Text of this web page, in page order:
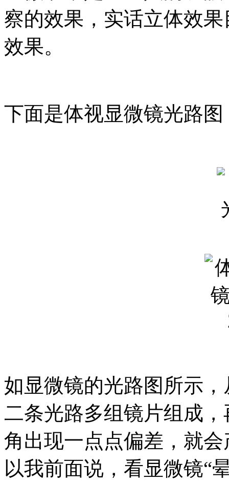
察的效果，实话立体效
效果。
下面是体视显微镜光路图
如显微镜的光路图所示
二条光路多组镜片组成
角出现一点点偏差，就
以我前面说，看显微镜“